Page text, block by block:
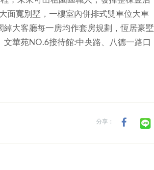
面寬別墅，一樓室內併排式雙車位大車
大客廳每一房均作套房規劃，恆居豪墅
華苑NO.6接待館:中央路、八德一路口
分享：